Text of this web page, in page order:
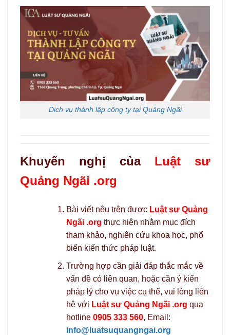
Dich vụ thành lập công ty tại Quảng Ngãi
Khuyến nghị của Luật sư
Quảng Ngãi .org
Bài viết nêu trên được Luật sư Quảng
Ngãi .org thực hiện nhằm mục đích
tham khảo, nghiên cứu khoa học, phổ
biến kiến thức pháp luật.
Trường hợp cần giải đáp thắc mắc về
vấn đề có liên quan, hoặc cần ý kiến
pháp lý cho vụ việc cụ thể, vui lòng liên
hệ với Luật sư Quảng Ngãi .org qua
hotline 0905 333 560, Email:
info@luatsuquangngai.org